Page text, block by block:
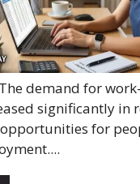
demand for
significantly in
for